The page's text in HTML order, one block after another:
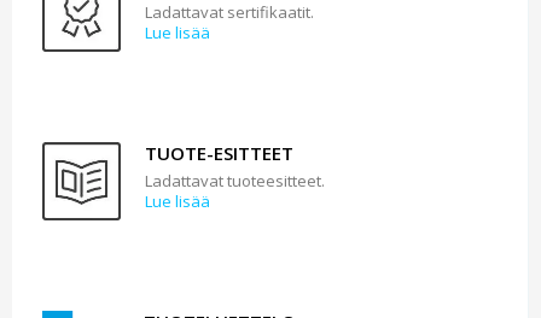
Ladattavat sertifikaatit.
Lue lisää
TUOTE-ESITTEET
Ladattavat tuoteesitteet.
Lue lisää